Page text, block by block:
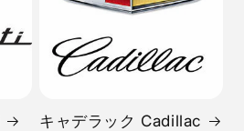
キャデラック Cadillac